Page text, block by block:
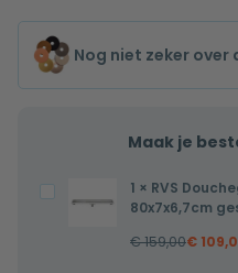
Nog niet zeker over
Maak je
Douchegoot
compleet
1 × RVS
80x7x6,7cm
€159,00€